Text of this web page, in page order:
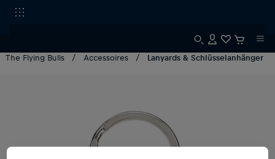
The Flying Bulls Accessoires Lanyards & Schlüsselanhänger